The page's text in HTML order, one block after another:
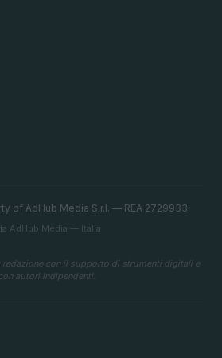
of AdHub Media S.r.l. — REA 2729933
AdHub Media — Italia
con il supporto di strumenti digitali e
autori indipendenti.